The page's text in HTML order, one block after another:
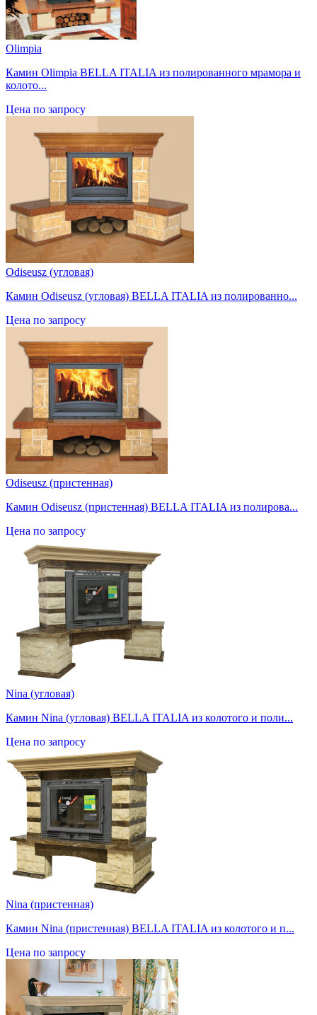
Olimpia
Камин Olimpia BELLA ITALIA из полированного мрамора и
колото...
Цена по запросу
Odiseusz (угловая)
Камин Odiseusz (угловая) BELLA ITALIA из полированно...
Цена по запросу
Odiseusz (пристенная)
Камин Odiseusz (пристенная) BELLA ITALIA из полирова...
Цена по запросу
Nina (угловая)
Камин Nina (угловая) BELLA ITALIA из колотого и поли...
Цена по запросу
Nina (пристенная)
Камин Nina (пристенная) BELLA ITALIA из колотого и п...
Цена по запросу